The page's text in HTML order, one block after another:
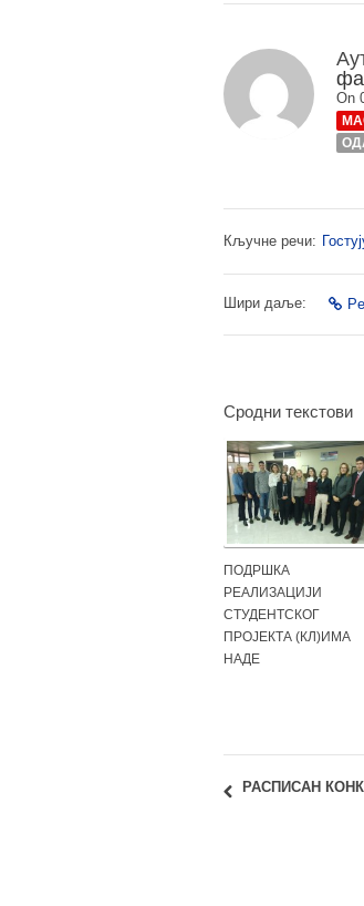
On
Кључне речи:
Шири даље:
Сродни текстови
ПОДРШКА
РЕАЛИЗАЦИЈИ
СТУДЕНТСКОГ
ПРОЈЕКТА (КЛ)ИМА
НАДЕ